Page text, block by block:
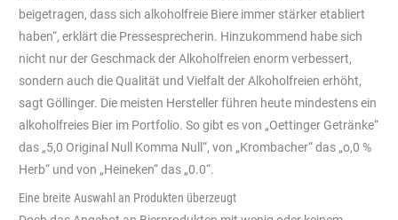
beigetragen, dass sich alkoholfreie Biere immer stärker etabliert
haben“, erklärt die Pressesprecherin. Hinzukommend habe sich
nicht nur der Geschmack der Alkoholfreien enorm verbessert,
sondern auch die Qualität und Vielfalt der Alkoholfreien erhöht,
sagt Göllinger. Die meisten Hersteller führen heute mindestens ein
alkoholfreies Bier im Portfolio. So gibt es von „Oettinger Getränke“
das „5,0 Original Null Komma Null“, von „Krombacher“ das „o,0 %
Herb“ und von „Heineken“ das „0.0“.
Eine breite Auswahl an Produkten überzeugt